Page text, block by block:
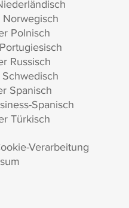
Polnisch
Russisch
Spanisch
Spanisch
Türkisch
Verarbeitung